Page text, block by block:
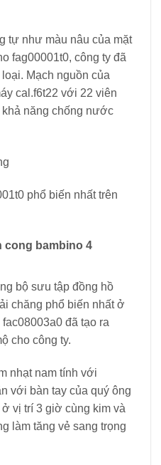
tự như màu nâu của mặt
fag00001t0, công ty đã
Mạch nguồn của
cal.f6t22 với 22 viên
khả năng chống nước
phổ biến nhất trên
cong bambino 4
bộ sưu tập đồng hồ
chăng phổ biến nhất ở
đã tạo ra
cho công ty.
nhạt nam tính với
với bàn tay của quý ông
vị trí 3 giờ cùng kim và
làm tăng vẻ sang trọng